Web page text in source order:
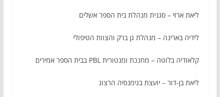
ליאת ארזי – סגנית מנהלת בית הספר אשלים
לידיה בארינה – מנהלת גן ברק והצוות הטיפולי
קלאודיה בלוטה – מחנכת ומנטורית PBL בבית הספר אמירים
ליאת בן-דור – יועצת בגימנסיה הרצוג